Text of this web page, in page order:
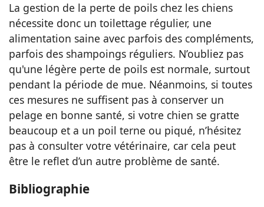
La gestion de la perte de poils chez les chiens
nécessite donc un toilettage régulier, une
alimentation saine avec parfois des compléments,
parfois des shampoings réguliers. N’oubliez pas
qu'une légère perte de poils est normale, surtout
pendant la période de mue. Néanmoins, si toutes
ces mesures ne suffisent pas à conserver un
pelage en bonne santé, si votre chien se gratte
beaucoup et a un poil terne ou piqué, n’hésitez
pas à consulter votre vétérinaire, car cela peut
être le reflet d’un autre problème de santé.
Bibliographie